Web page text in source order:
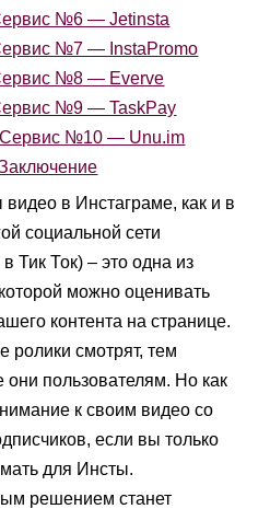
№6 — Jetinsta
№7 — InstaPromo
№8 — Everve
№9 — TaskPay
Сервис №10 — Unu.im
в Инстаграме, как и в
социальной сети
Тик Ток) – это одна из
можно оценивать
контента на странице.
ролики смотрят, тем
они пользователям. Но как
к своим видео со
если вы только
для Инсты.
решением станет